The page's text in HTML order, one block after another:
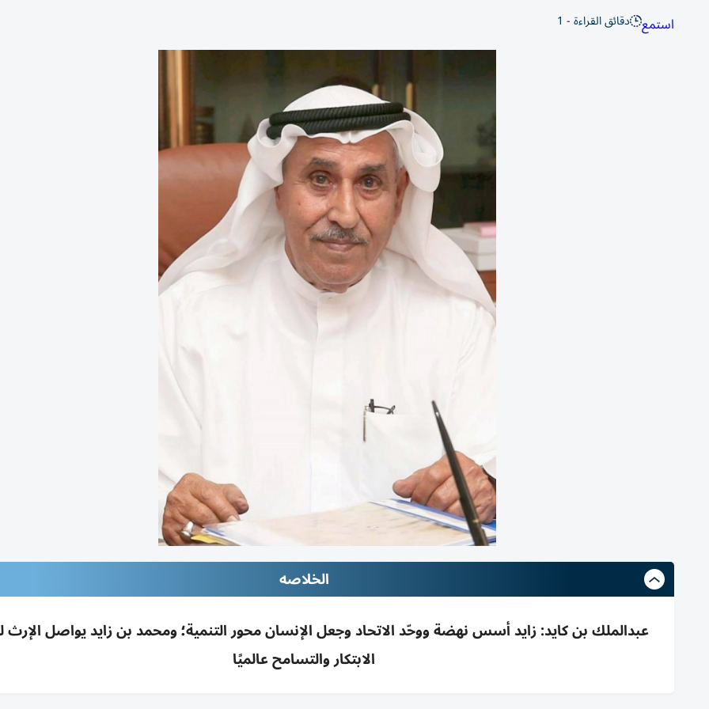
استمع دقائق القراءة - 1
الخلاصه
عبدالملك بن كايد: زايد أسس نهضة ووحّد الاتحاد وجعل الإنسان محور التنمية؛ ومحمد بن زايد يواصل الإرث
الابتكار والتسامح عالميًا